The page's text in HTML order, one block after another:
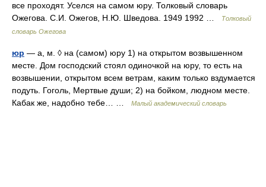
все проходят. Уселся на самом юру. Толковый словарь
Ожегова. С.И. Ожегов, Н.Ю. Шведова. 1949 1992 …
Толковый
словарь Ожегова
юр — а, м. ◊ на (самом) юру 1) на открытом возвышенном
месте. Дом господский стоял одиночкой на юру, то есть на
возвышении, открытом всем ветрам, каким только вздумается
подуть. Гоголь, Мертвые души; 2) на бойком, людном месте.
Кабак же, надобно тебе… …
Малый академический словарь